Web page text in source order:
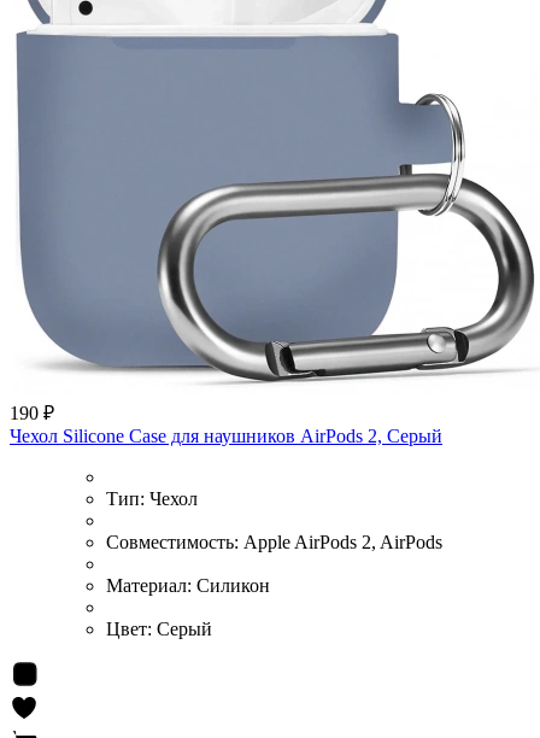
190 ₽
Чехол Silicone Case для наушников AirPods 2, Серый
Тип: Чехол
Совместимость: Apple AirPods 2, AirPods
Материал: Силикон
Цвет: Серый